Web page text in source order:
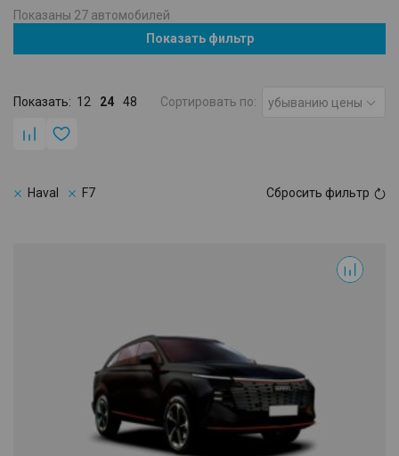
Показаны 27 автомобилей
Показать фильтр
Показать: 12 24 48 Сортировать по: убыванию цены
Haval F7 Сбросить фильтр